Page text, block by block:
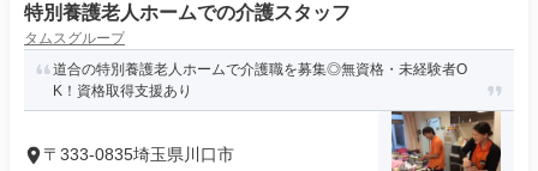
特別養護老人ホームでの介護スタッフ
タムスグループ
道合の特別養護老人ホームで介護職を募集◎無資格・未経験者O
K！資格取得支援あり
〒333-0835埼玉県川口市